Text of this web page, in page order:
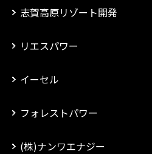
志賀高原リゾート開発
リエスパワー
イーセル
フォレストパワー
(株)ナンワエナジー